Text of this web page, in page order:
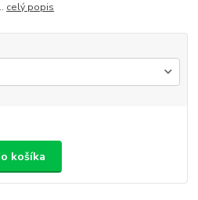
celý popis
košíka